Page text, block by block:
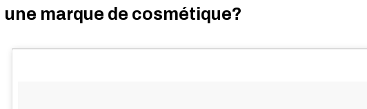
une marque de cosmétique?